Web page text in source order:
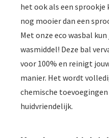
het ook als een
nog mooier dan een
Met onze eco wasbal
wasmiddel! Deze bal
voor 100% en reinigt
manier. Het wordt
chemische
huidvriendelijk.
Hierdoor
website-